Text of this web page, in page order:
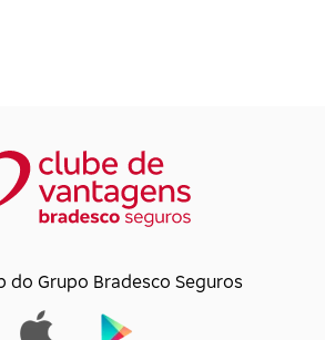
do Grupo Bradesco Seguros